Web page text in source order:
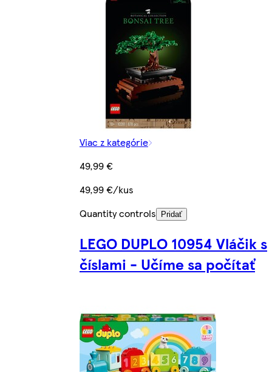
Viac z kategórie
49,99 €
49,99 €/kus
Quantity controls
Pridať
LEGO DUPLO 10954 Vláčik s
číslami - Učíme sa počítať